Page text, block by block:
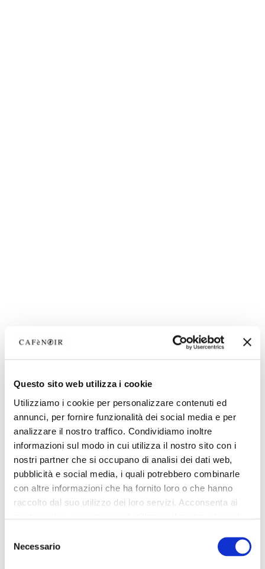
Questo sito web utilizza i cookie
Utilizziamo i cookie per personalizzare contenuti ed
annunci, per fornire funzionalità dei social media e per
analizzare il nostro traffico. Condividiamo inoltre
informazioni sul modo in cui utilizza il nostro sito con i
nostri partner che si occupano di analisi dei dati web,
pubblicità e social media, i quali potrebbero combinarle
con altre informazioni che ha fornito loro o che hanno
raccolto dal suo utilizzo dei loro servizi. Acconsenta ai
delNecessario